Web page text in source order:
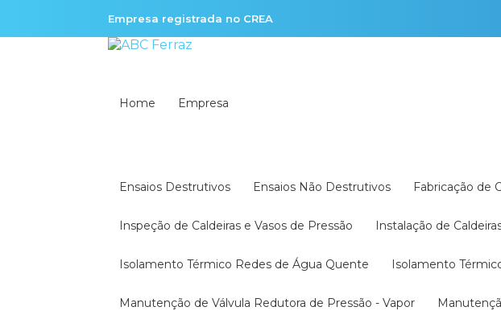
Empresa registrada no CREA
Home Empresa
Ensaios Destrutivos Ensaios Não Destrutivos Fabricação de
Inspeção de Caldeiras e Vasos de Pressão Instalação de
Isolamento Térmico Redes de Água Quente Isolamento
Manutenção de Válvula Redutora de Pressão - Vapor